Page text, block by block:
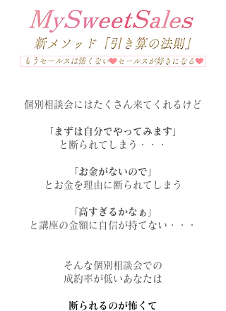
個別相談会にはたくさん来てくれるけど
「まずは自分でやってみます」
と断られてしまう・・・
「お金がないので」
とお金を理由に断られてしまう
「高すぎるかなぁ」
と講座の金額に自信が持てない・・
・
そんな個別相談会での
成約率が低い あなたは
断られるのが怖くて